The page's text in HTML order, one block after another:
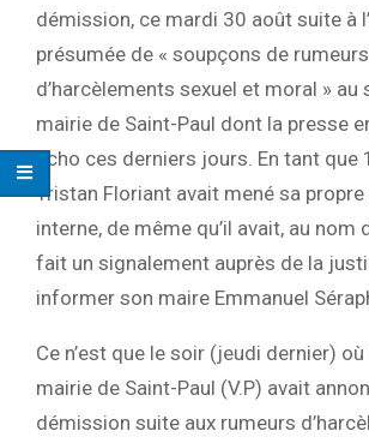
démission, ce mardi 30 août suite à
présumée de « soupçons de rumeurs
d’harcèlements sexuel et moral » au
mairie de Saint-Paul dont la presse
écho ces derniers jours. En tant que
Tristan Floriant avait mené sa propre
interne, de même qu’il avait, au nom
fait un signalement auprès de la
informer son maire Emmanuel
Ce n’est que le soir (jeudi dernier) où
mairie de Saint-Paul (V.P) avait
démission suite aux rumeurs